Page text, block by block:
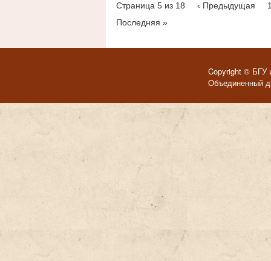
Страница 5 из 18 ‹ Предыдущая
Последняя »
Copyright © БГУ
Объединенный